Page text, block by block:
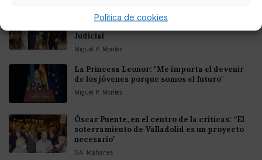
Política de cookies
El Gobierno rechaza la mediación de Felipe VI
Judicial
Miguel P. Montes
La Princesa Leonor: "Me importa el devenir
de los jóvenes porque somos el futuro"
Miguel P. Montes
Óscar Puente, en el centro de la críticas: “El
soterramiento de Valladolid es un proyecto
necesario"
GA. Mañanes